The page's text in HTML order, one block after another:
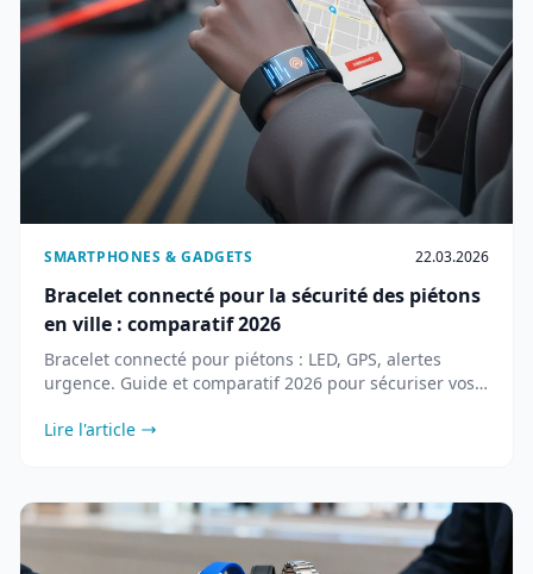
SMARTPHONES & GADGETS 22.03.2026
Bracelet connecté pour la sécurité des piétons
en ville : comparatif 2026
Bracelet connecté pour piétons : LED, GPS, alertes
urgence. Guide et comparatif 2026 pour sécuriser vos
Lire l'article